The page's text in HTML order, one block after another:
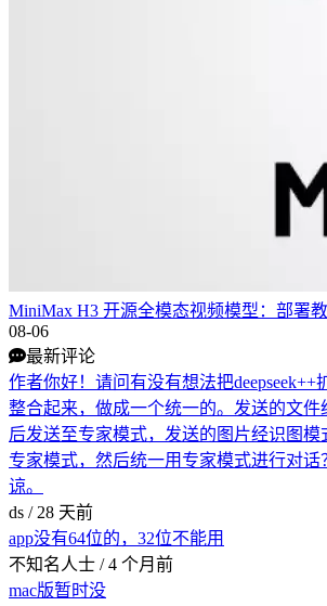
MiniMax H3 开源全模态视频模型：部署
08-06
最新评论
作者你好！请问有没有想法把deepseek++
整合起来，做成一个统一的。发送的文件
后发送至专家模式，发送的图片经识图模
专家模式，然后统一用专家模式进行对话
谅。
ds / 28 天前
app没有64位的，32位不能用
不知名人士 /4 个月前
mac版暂时没